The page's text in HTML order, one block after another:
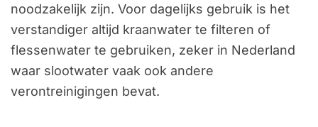
noodzakelijk zijn. Voor dagelijks gebruik is het
verstandiger altijd kraanwater te filteren of
flessenwater te gebruiken, zeker in Nederland
waar slootwater vaak ook andere
verontreinigingen bevat.